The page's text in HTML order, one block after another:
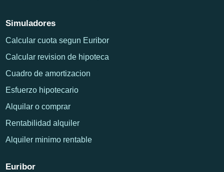
Simuladores
Calcular cuota segun Euribor
Calcular revision de hipoteca
Cuadro de amortizacion
Esfuerzo hipotecario
Alquilar o comprar
Rentabilidad alquiler
Alquiler minimo rentable
Euribor